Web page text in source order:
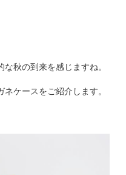
秋の到来を感じますね。
ケースをご紹介します。